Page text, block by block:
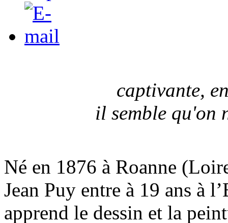
captivante,
il semble qu'on
Né en 1876 à Roanne
Jean Puy entre à 19 ans à
apprend le dessin et la